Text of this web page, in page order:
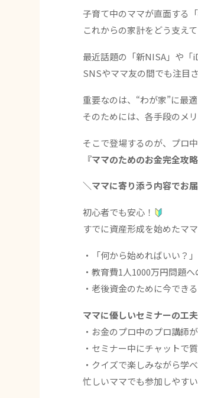
子育て中のママが直面する
これからの家計をどう支え
最近話題の「新NISA」や「
SNSやママ友の間でも注目
重要なのは、“わが家”に最
そのためには、各手段のメ
そこで登場するのが、プロ
『ママのためのお金完全攻
＼ママに寄り添う内容でお
初心者でも安心！
すでに資産形成を始めたマ
・「何から始めればいい？
・教育費1人1000万円問題
・老後資金のために今でき
ママに優しいセミナーの工夫
・お金のプロ中のプロ講師
・セミナー中にチャットで
・クイズで楽しみながら学
忙しいママでも参加しやす